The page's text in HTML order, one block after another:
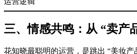
三、情感共鸣：从 “卖产
花知晓最聪明的运营，是跳出 “美妆产